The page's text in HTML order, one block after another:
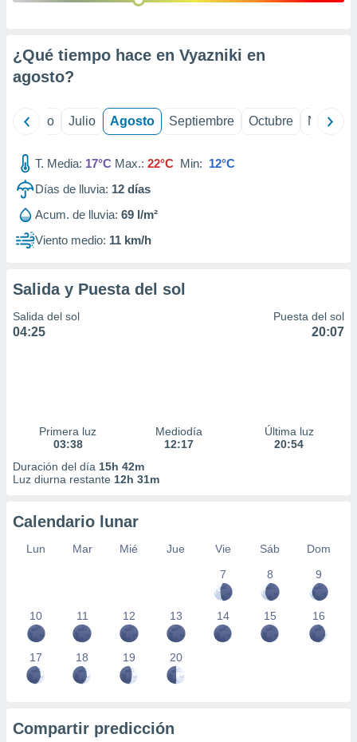
e
mediante
1199
¿Qué tiempo hace en Vyazniki en
agosto?
Junio Julio Agosto Septiembre Octubre
T. Media: 17°C Max.: 22°C Min: 12°C
Días de lluvia: 12 días
Acum. de lluvia: 69 l/m²
Viento medio: 11 km/h
Salida y Puesta del sol
Salida del sol
04:25
Puesta del sol
20:07
Primera luz
03:38
Mediodía
12:17
Última luz
20:54
Duración del día 15h 42m
Luz diurna restante 12h 31m
Calendario lunar
Lun Mar Mié Jue Vie Sáb
Dom
7
8 9
10 11 12 13 14 15 16
17 18 19 20
Compartir predicción